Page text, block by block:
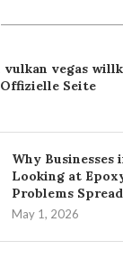
vulkan vegas
Seite
Why Businesses
Looking at
Problems
May 1, 2026